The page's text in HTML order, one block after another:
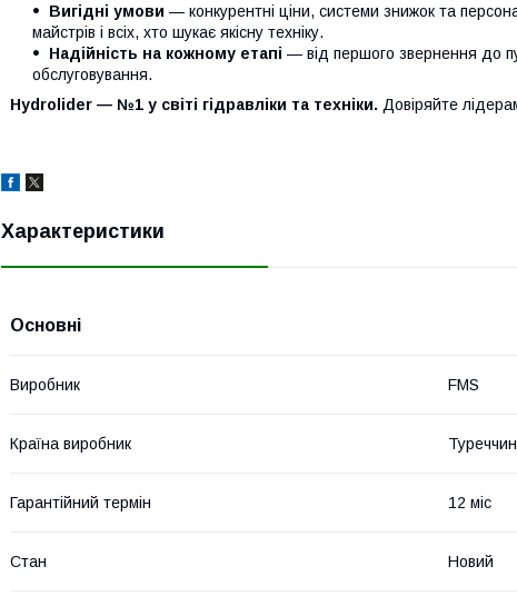
Вигідні умови — конкурентні ціни, системи знижок та
майстрів і всіх, хто шукає якісну техніку.
Надійність на кожному етапі — від першого звернення до
обслуговування.
Hydrolider — №1 у світі гідравліки та техніки. Довіряйте
Характеристики
Основні
Виробник FMS
Країна виробник
Гарантійний термін 12 міс
Стан Новий